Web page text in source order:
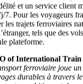
et un service client
7. Pour les voyageurs
les trajets ferroviaires
tels que des
plateforme.
of International
ferroviaire joue un
durables à travers